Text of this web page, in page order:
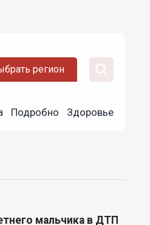
регион
Подробно Здоровье
мальчика в ДТП